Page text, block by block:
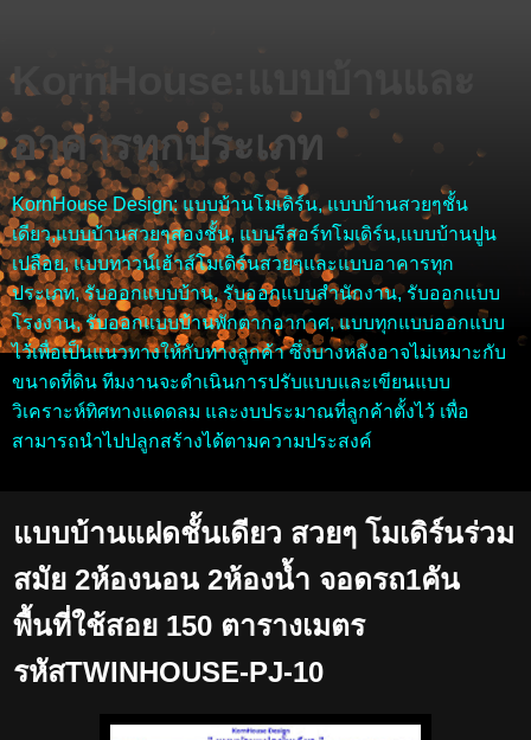
KornHouse:แบบบ้านและ
อาคารทุกประเภท
KornHouse Design: แบบบ้านโมเดิร์น, แบบบ้านสวยๆชั้น
เดียว,แบบบ้านสวยๆสองชั้น, แบบรีสอร์ทโมเดิร์น,แบบบ้านปูน
เปลือย, แบบทาวน์เฮ้าส์โมเดิร์นสวยๆและแบบอาคารทุก
ประเภท, รับออกแบบบ้าน, รับออกแบบสำนักงาน, รับออกแบบ
โรงงาน, รับออกแบบบ้านพักตากอากาศ, แบบทุกแบบออกแบบ
ไว้เพื่อเป็นแนวทางให้กับทางลูกค้า ซึ่งบางหลังอาจไม่เหมาะกับ
ขนาดที่ดิน ทีมงานจะดำเนินการปรับแบบและเขียนแบบ
วิเคราะห์ทิศทางแดดลม และงบประมาณที่ลูกค้าตั้งไว้ เพื่อ
สามารถนำไปปลูกสร้างได้ตามความประสงค์
แบบบ้านแฝดชั้นเดียว สวยๆ โมเดิร์นร่วม
สมัย 2ห้องนอน 2ห้องน้ำ จอดรถ1คัน
พื้นที่ใช้สอย 150 ตารางเมตร
รหัสTWINHOUSE-PJ-10